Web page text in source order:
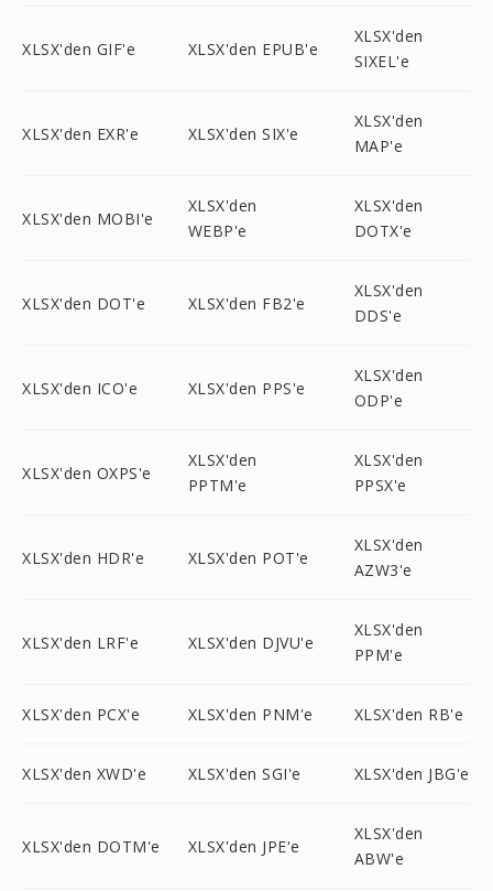
XLSX'den GIF'e XLSX'den EPUB'e
XLSX'den
SIXEL'e
XLSX'den EXR'e XLSX'den SIX'e
XLSX'den
MAP'e
XLSX'den MOBI'e
XLSX'den
WEBP'e
XLSX'den
DOTX'e
XLSX'den DOT'e XLSX'den FB2'e
XLSX'den
DDS'e
XLSX'den ICO'e XLSX'den PPS'e
XLSX'den
ODP'e
XLSX'den OXPS'e
XLSX'den
PPTM'e
XLSX'den
PPSX'e
XLSX'den HDR'e XLSX'den POT'e
XLSX'den
AZW3'e
XLSX'den LRF'e XLSX'den DJVU'e
XLSX'den
PPM'e
XLSX'den PCX'e XLSX'den PNM'e XLSX'den RB'e
XLSX'den XWD'e XLSX'den SGI'e XLSX'den JBG'e
XLSX'den DOTM'e XLSX'den JPE'e
XLSX'den
ABW'e